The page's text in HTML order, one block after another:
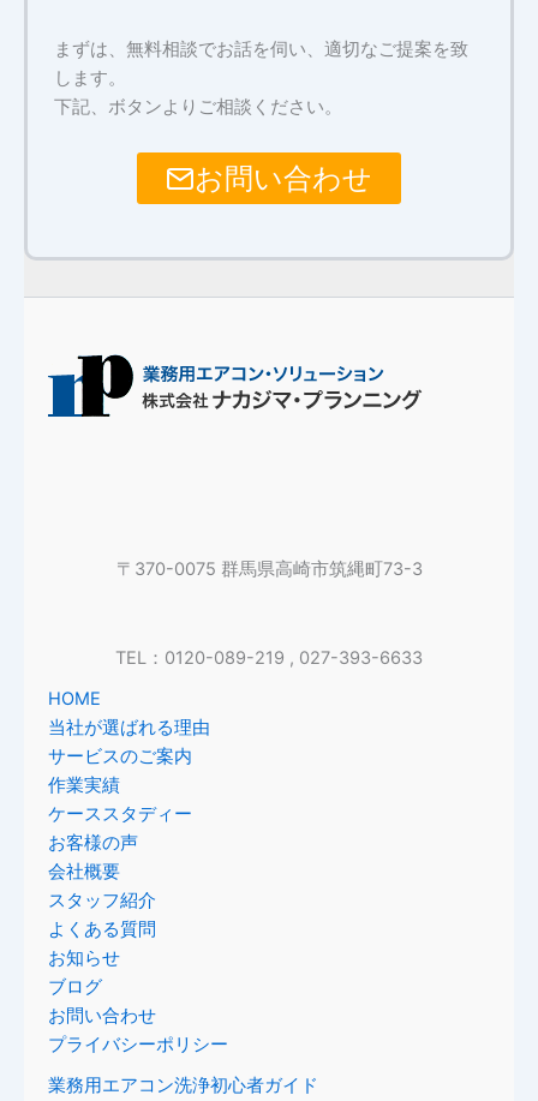
まずは、無料相談でお話を伺い、適切なご提案を致
します。
下記、ボタンよりご相談ください。
お問い合わせ
〒370-0075 群馬県高崎市筑縄町73-3
TEL：0120-089-219 , 027-393-6633
HOME
当社が選ばれる理由
サービスのご案内
作業実績
ケーススタディー
お客様の声
会社概要
スタッフ紹介
よくある質問
お知らせ
ブログ
お問い合わせ
プライバシーポリシー
業務用エアコン洗浄初心者ガイド